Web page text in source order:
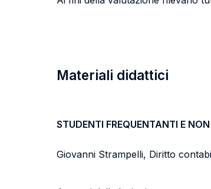
Materiali didattici
STUDENTI FREQUENTANTI E
Giovanni Strampelli, Diritto